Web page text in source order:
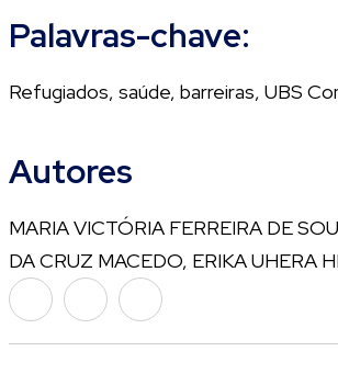
Palavras-chave:
Refugiados, saúde, barreiras, UBS
Autores
MARIA VICTÓRIA FERREIRA DE
DA CRUZ MACEDO, ERIKA UHERA